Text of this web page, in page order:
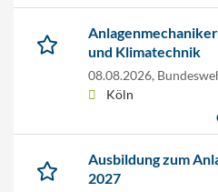
und Klimatechnik
08.08.2026,
Köln
Ausbildung zum
2027